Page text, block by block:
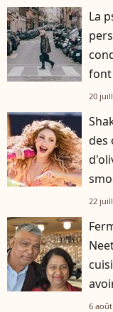
La
font
20
des
22
6